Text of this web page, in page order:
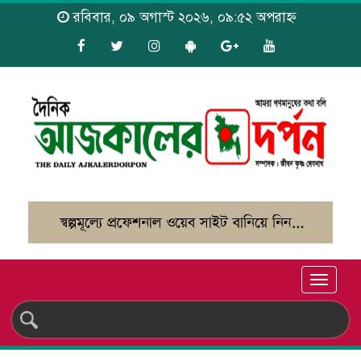
রবিবার, ০৯ অগাস্ট ২০২৬, ০৯:৫২ অপরাহ্ন
Toggle